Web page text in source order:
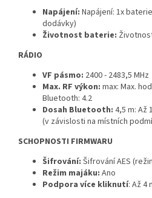
Napájení: Napájení: 1x
dodávky)
Životnost baterie:
RÁDIO
VF pásmo: 2400 - 2483,5 MHz
Max. RF výkon: max: Max.
Bluetooth: 4.2
Dosah Bluetooth: 4,5 m: Až
(v závislosti na místních
SCHOPNOSTI FIRMWARU
Šifrování: Šifrování AES
Režim majáku: Ano
Podpora více kliknutí: Až 4